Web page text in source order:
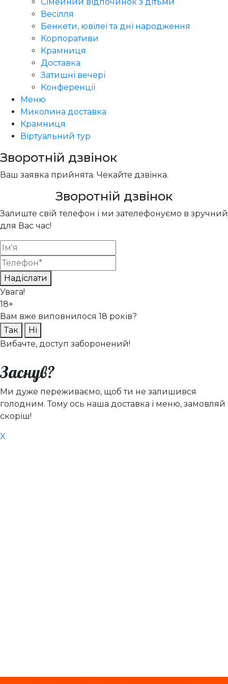
Весілля
Бенкети, ювілеї та дні народження
Корпоративи
Крамниця
Доставка
Затишні вечері
Конференції
Меню
Миколина доставка
Крамниця
Віртуальний тур
Зворотній дзвінок
Ваш заявка прийнята. Чекайте дзвінка.
Зворотній дзвінок
Залиште свій телефон і ми зателефонуємо в зручний
для Вас час!
Надіслати
Увага!
18+
Вам вже виповнилося 18 років?
Так
Ні
Вибачте, доступ заборонений!
Заснув?
Ми дуже переживаємо, щоб ти не залишився
голодним. Тому ось наша доставка і меню, замовляй
скоріш!
X